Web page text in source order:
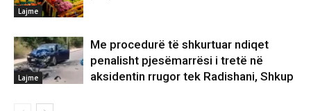
Lajme
Lajme
Me procedurë të shkurtuar ndiqet
penalisht pjesëmarrësi i tretë në
aksidentin rrugor tek Radishani, Shkup